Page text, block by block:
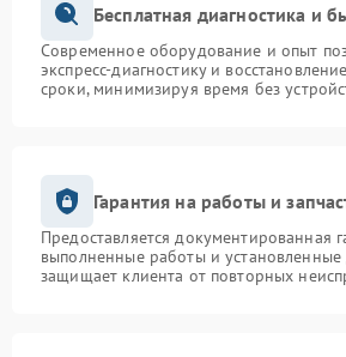
Бесплатная диагностика и
Современное оборудование и опыт
экспресс-диагностику и
сроки, минимизируя время без
Гарантия на работы и
Предоставляется документированная
выполненные работы и установленные
защищает клиента от повторных